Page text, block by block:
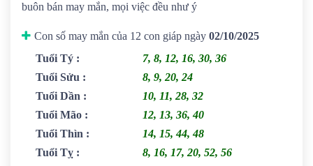
buôn bán may mắn, mọi việc đều như ý
Con số may mắn của 12 con giáp ngày 02/10/2025
Tuổi Tý :
7, 8, 12, 16, 30, 36
Tuổi Sửu :
8, 9, 20, 24
Tuổi Dần :
10, 11, 28, 32
Tuổi Mão :
12, 13, 36, 40
Tuổi Thìn :
14, 15, 44, 48
Tuổi Tỵ :
8, 16, 17, 20, 52, 56